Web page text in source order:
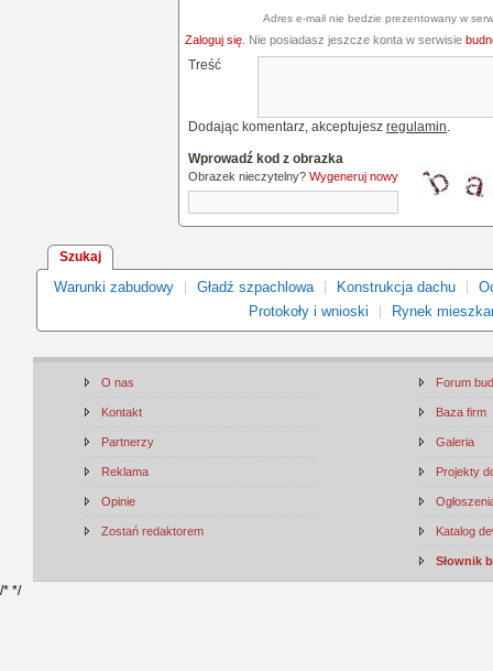
Adres e-mail nie bedzie prezentowany w
Zaloguj się . Nie posiadasz jeszcze konta w serwisie
Treść
Dodając komentarz, akceptujesz regulamin.
Wprowadź kod z obrazka
Obrazek nieczytelny? Wygeneruj nowy
Szukaj
Warunki zabudowy Gładź szpachlowa Konstrukcja dachu
Protokoły i wnioski
Rynek
O nas
Kontakt
Partnerzy
Reklama
Opinie
Zostań redaktorem
Forum
Baza firm
Galeria
Projekty
Katalog
Słownik
/* */